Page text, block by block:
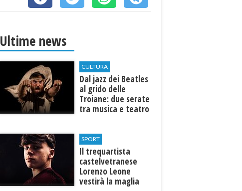
Ultime news
CULTURA
Dal jazz dei Beatles
al grido delle
Troiane: due serate
tra musica e teatro
SPORT
Il trequartista
castelvetranese
Lorenzo Leone
vestirà la maglia